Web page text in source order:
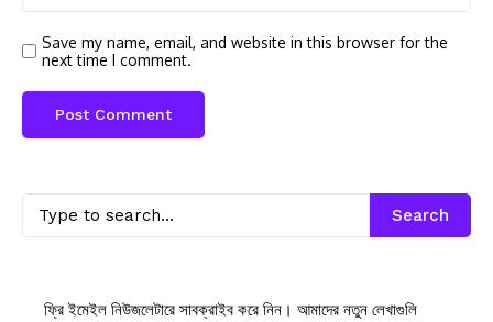
Save my name, email, and website in this browser for the
next time I comment.
Search
ফ্রি ইমেইল নিউজলেটারে সাবক্রাইব করে নিন। আমাদের নতুন লেখাগুলি